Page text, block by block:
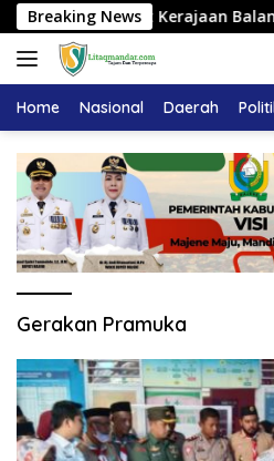
Langsung
ke
konten
Breaking News
Adat Kerajaan Balanipa di
Home Nasional Daerah
Gerakan Pramuka